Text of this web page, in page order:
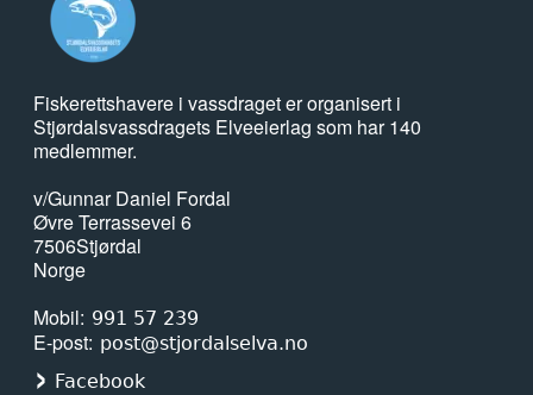
Fiskerettshavere i vassdraget er organisert i
Stjørdalsvassdragets Elveeierlag som har 140
medlemmer.
v/Gunnar Daniel Fordal
Øvre Terrassevei 6
7506Stjørdal
Norge
Mobil
991 57 239
E-post post@stjordalselva.no
Facebook